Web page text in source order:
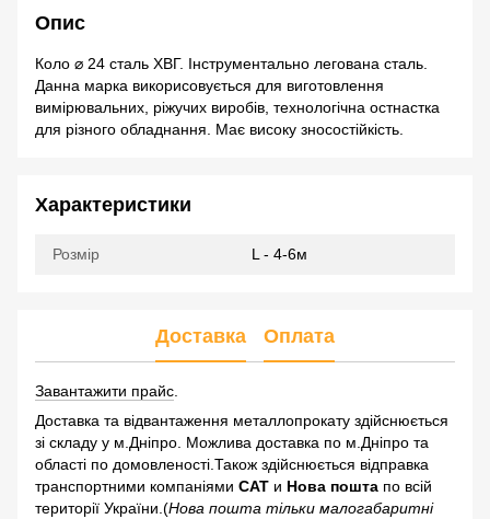
Опис
Коло ⌀ 24 сталь ХВГ. Інструментально легована сталь.
Данна марка викорисовується для виготовлення
вимірювальних, ріжучих виробів, технологічна остнастка
для різного обладнання. Має високу зносостійкість.
Характеристики
Розмір L - 4-6м
Доставка Оплата
Завантажити прайс
Доставка та відвантаження металлопрокату здійснюється
зі складу у м.Дніпро. Можлива доставка по м.Дніпро та
області по домовленості.Також здійснюється відправка
транспортними компаніями САТ и Нова пошта по всій
території України.(Нова пошта тільки малогабаритні